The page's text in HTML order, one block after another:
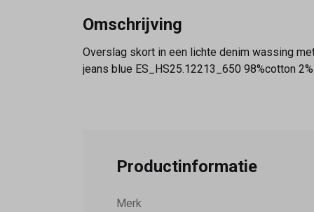
Omschrijving
Overslag skort in een lichte denim wassing
jeans blue ES_HS25.12213_650 98%cotton
Productinformatie
Merk